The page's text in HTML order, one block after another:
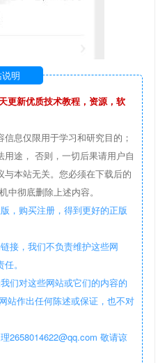
明
更新优质技术教程，资源，软
息仅限用于学习和研究目的；
途， 否则，一切后果请用户自
本站无关。您必须在下载后的
中彻底删除上述内容。
，购买注册，得到更好的正版
接，我们不负责维护这些网
。
们对这些网站或它们的内容的
站作出任何陈述或保证，也不对
2658014622@qq.com 敬请谅